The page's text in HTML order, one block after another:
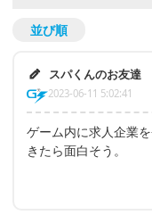
並び順
スパくんのお友達
2023-06-11 5:02:41
ゲーム内に求人企業
きたら面白そう。